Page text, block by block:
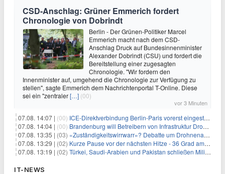
CSD-Anschlag: Grüner Emmerich fordert
Chronologie von Dobrindt
Berlin - Der Grünen-Politiker Marcel
Emmerich macht nach dem CSD-
Anschlag Druck auf Bundesinnenminister
Alexander Dobrindt (CSU) und fordert die
Bereitstellung einer zugesagten
Chronologie. "Wir fordern den
Innenminister auf, umgehend die Chronologie zur Verfügung zu
stellen", sagte Emmerich dem Nachrichtenportal T-Online. Diese
sei ein "zentraler[…] (00)
vor 3 Minuten
07.08. 14:07 | (00) ICE-Direktverbindung Berlin-Paris vorerst eingestellt
07.08. 14:04 | (00) Brandenburg will Betreibern von Infrastruktur Drohnenabwehr erlauben
07.08. 13:35 | (03) «Zuständigkeitswirrwarr»? Debatte um Drohnenabwehr entbrannt
07.08. 13:29 | (02) Kurze Pause vor der nächsten Hitze - 36 Grad am Wochenende
07.08. 13:19 | (02) Türkei, Saudi-Arabien und Pakistan schließen Militärpakt
IT-NEWS